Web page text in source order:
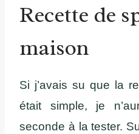
Recette de
maison
Si j’avais su que la
était simple, je
seconde à la tester.